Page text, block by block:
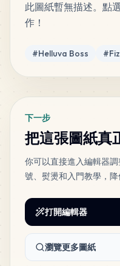
Red
此圖紙暫無描述。點
作！
標籤
#Helluva Boss #
下一步
把這張圖紙真
你可以直接進入編輯器
號、熨燙和入門教學，降
打開編輯器
瀏覽更多圖紙